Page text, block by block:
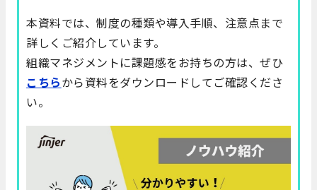
本資料では、制度の種類や導入手順、注意点まで
詳しくご紹介しています。
組織マネジメントに課題感をお持ちの方は、ぜひ
こちらから資料をダウンロードしてご確認くださ
い。